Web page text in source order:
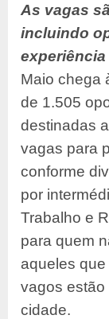
As vagas
incluindo
experiência
Maio chega
de 1.505
destinadas
vagas para
conforme
por
Trabalho e
para quem
aqueles
vagos estão
cidade.